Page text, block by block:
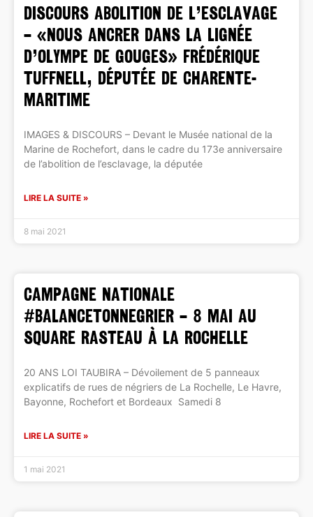
DISCOURS ABOLITION DE L’ESCLAVAGE
– «Nous ancrer dans la lignée
d’Olympe de Gouges» Frédérique
Tuffnell, Députée de Charente-
Maritime
IMAGES & DISCOURS – Devant le Musée national de la
Marine de Rochefort, dans le cadre du 173e anniversaire
de l’abolition de l’esclavage, la députée
LIRE LA SUITE »
8 mai 2021
CAMPAGNE NATIONALE
#BALANCETONNEGRIER – 8 mai au
Square Rasteau à la Rochelle
20 ANS LOI TAUBIRA – Dévoilement de 5 panneaux
explicatifs de rues de négriers de La Rochelle, Le Havre,
Bayonne, Rochefort et Bordeaux Samedi 8
LIRE LA SUITE »
1 mai 2021